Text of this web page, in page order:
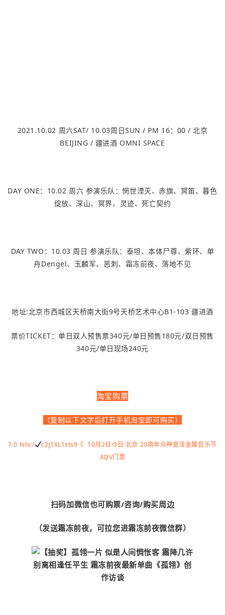
2021.10.02 周六SAT/ 10.03周日SUN / PM 16：00 / 北京
BEIJING / 疆进酒 OMNI SPACE
DAY ONE：10.02 周六 参演乐队：惘世湮灭、赤旗、冥笛、暮色
绽放、深山、冥界、灵迹、死亡契约
DAY TWO：10.03 周日 参演乐队：泰坦、本体尸尊、紫环、单
舟Dengel、玉麟军、恶刺、霜冻前夜、落地不见
地址:北京市西城区天桥南大街9号天桥艺术中心B1-103 疆进酒
票价TICKET：单日双人预售票340元/单日预售180元/双日预售
340元/单日现场240元
淘宝购票
（复制以下文字后打开手机淘宝即可购买）
7.0 hihi:/
c2J1XL1sts9《 10月2日/3日 北京 20周年众神复活金属音乐节
ADV门票
扫码加微信也可购票/咨询/购买周边
（发送霜冻前夜，可拉您进霜冻前夜微信群）